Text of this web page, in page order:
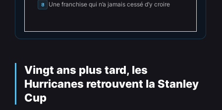
8 Une franchise qui n’a jamais cessé d’y croire
Vingt ans plus tard, les
Hurricanes retrouvent la Stanley
Cup